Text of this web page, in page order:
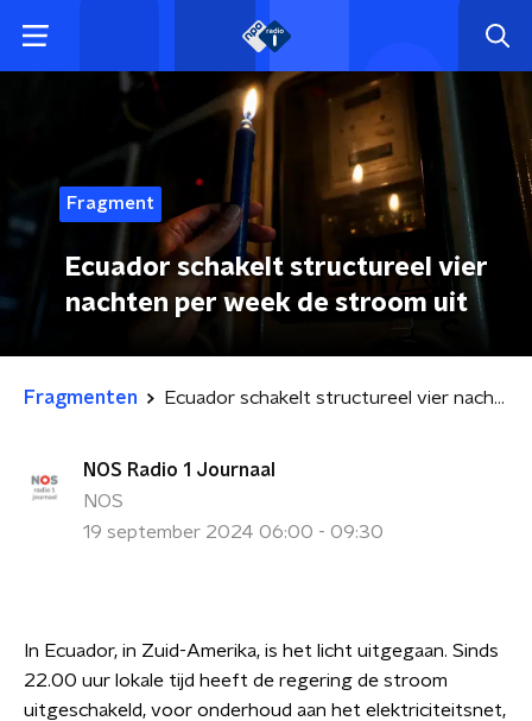
Fragment
Ecuador schakelt structureel vier
nachten per week de stroom uit
Fragmenten Ecuador schakelt structureel vier nachten per week de stroom uit
NOS Radio 1 Journaal
NOS
19 september 2024 06:00 - 09:30
In Ecuador, in Zuid-Amerika, is het licht uitgegaan. Sinds
22.00 uur lokale tijd heeft de regering de stroom
uitgeschakeld, voor onderhoud aan het elektriciteitsnet,